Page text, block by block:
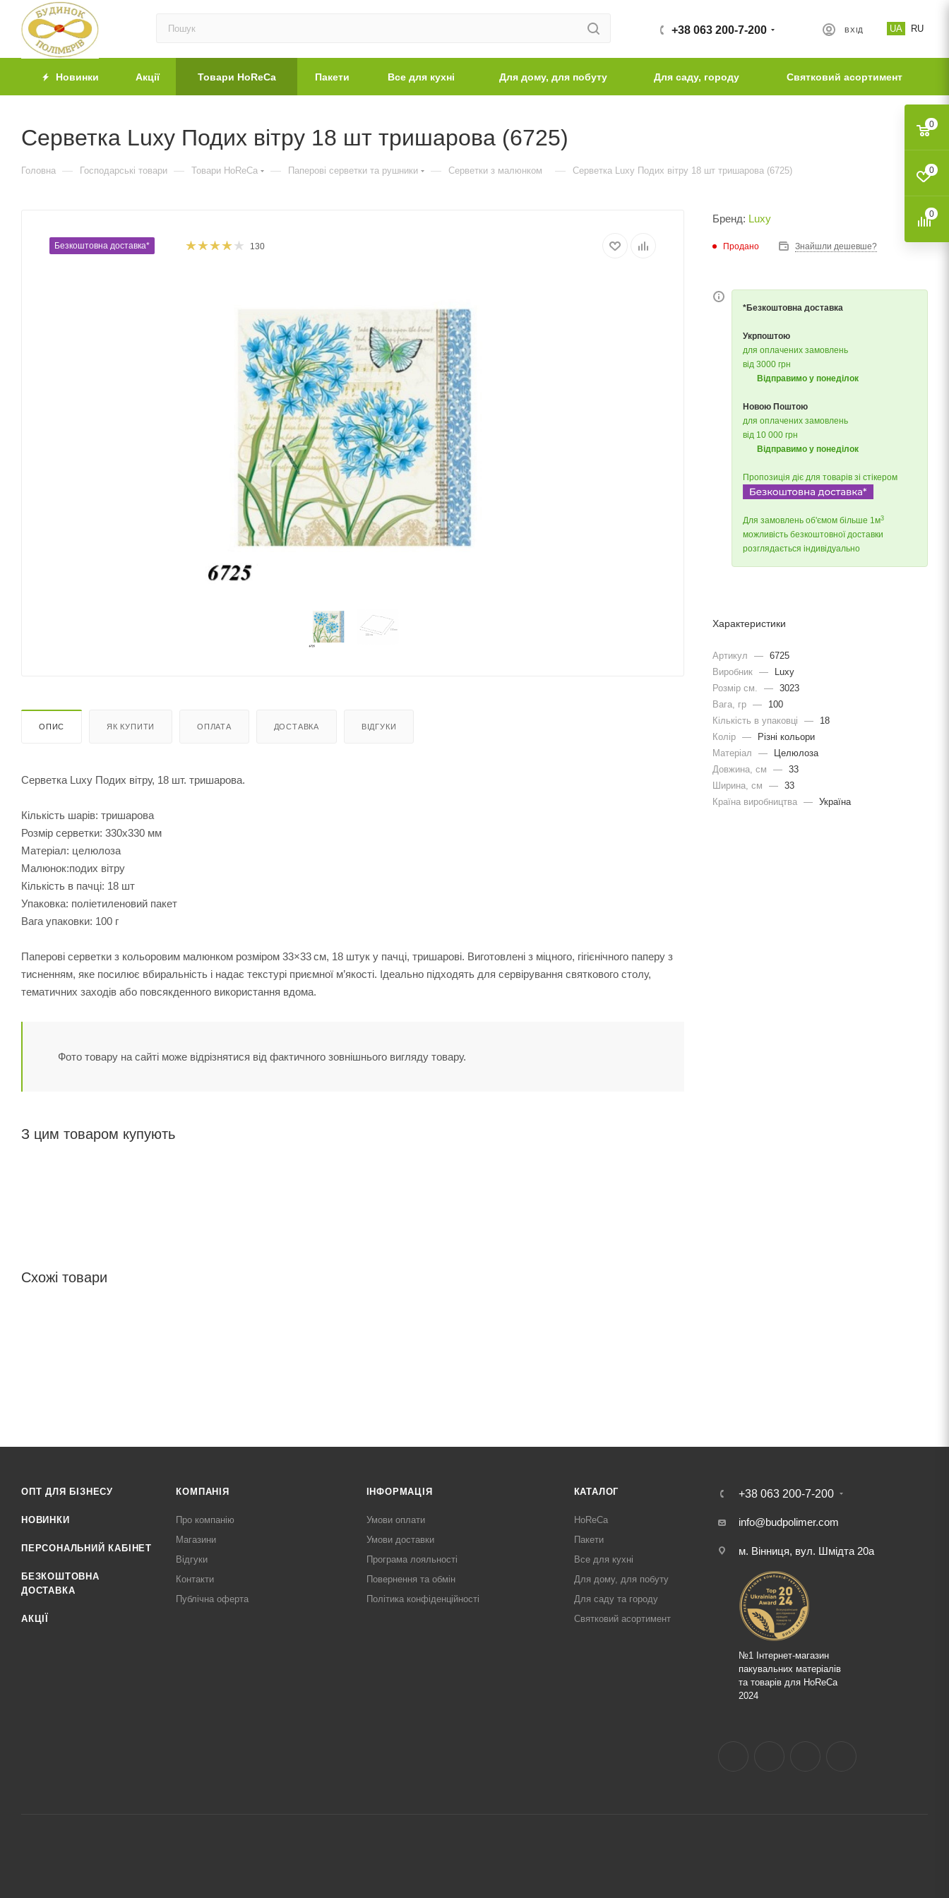
UA RU
ВХІД
+38 063 200-7-200
Новинки Акції Товари HoReCa Пакети Все для кухні Для дому, для побуту Для саду, городу Святковий асортимент
Серветка Luxy Подих вітру 18 шт тришарова (6725)
Головна — Господарські товари — Товари HoReCa — Паперові серветки та рушники — Серветки з малюнком — Серветка Luxy Подих вітру 18 шт тришарова (6725)
Безкоштовна доставка* 130
ОПИС ЯК КУПИТИ ОПЛАТА ДОСТАВКА ВІДГУКИ
Серветка Luxy Подих вітру, 18 шт. тришарова.
Кількість шарів: тришарова
Розмір серветки: 330х330 мм
Матеріал: целюлоза
Малюнок:подих вітру
Кількість в пачці: 18 шт
Упаковка: поліетиленовий пакет
Вага упаковки: 100 г
Паперові серветки з кольоровим малюнком розміром 33×33 см, 18 штук у пачці, тришарові. Виготовлені з міцного, гігієнічного паперу з
тисненням, яке посилює вбиральність і надає текстурі приємної м’якості. Ідеально підходять для сервірування святкового столу,
тематичних заходів або повсякденного використання вдома.
Фото товару на сайті може відрізнятися від фактичного зовнішнього вигляду товару.
З цим товаром купують
Схожі товари
Бренд: Luxy
Продано Знайшли дешевше?
*Безкоштовна доставка
Укрпоштою
для оплачених замовлень
від 3000 грн
Відправимо у понеділок
Новою Поштою
для оплачених замовлень
від 10 000 грн
Відправимо у понеділок
Пропозиція діє для товарів зі стікером
Для замовлень об'ємом більше 1м3
можливість безкоштовної доставки
розглядається індивідуально
Характеристики
Артикул — 6725
Виробник —
Luxy
Розмір см.
— 3023
Вага, гр —
100
Кількість в упаковці
—
18
Колір —
Різні кольори
Матеріал
—
Целюлоза
Довжина, cм
— 33
Ширина, cм
— 33
Країна виробництва — Україна
ОПТ ДЛЯ БІЗНЕСУ
НОВИНКИ
ПЕРСОНАЛЬНИЙ КАБІНЕТ
БЕЗКОШТОВНА
ДОСТАВКА
АКЦІЇ
КОМПАНІЯ
Про компанію
Магазини
Відгуки
Контакти
Публічна оферта
ІНФОРМАЦІЯ
Умови оплати
Умови доставки
Програма лояльності
Повернення та обмін
Політика конфіденційності
КАТАЛОГ
HoReCa
Пакети
Все для кухні
Для дому, для побуту
Для саду та городу
Святковий асортимент
+38 063 200-7-200
info@budpolimer.com
м. Вінниця, вул. Шмідта 20а
№1 Інтернет-магазин
пакувальних матеріалів
та товарів для HoReCa
2024
0
0
0